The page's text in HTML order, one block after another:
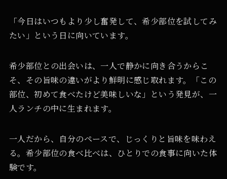
「今日はいつもより少し奮発して、希少部位を試してみ
たい」という日に向いています。
希少部位との出会いは、一人で静かに向き合うからこ
そ、その旨味の違いがより鮮明に感じ取れます。「この
部位、初めて食べたけど美味しいな」という発見が、一
人ランチの中に生まれます。
一人だから、自分のペースで、じっくりと旨味を味わえ
る。希少部位の食べ比べは、ひとりでの食事に向いた体
験です。